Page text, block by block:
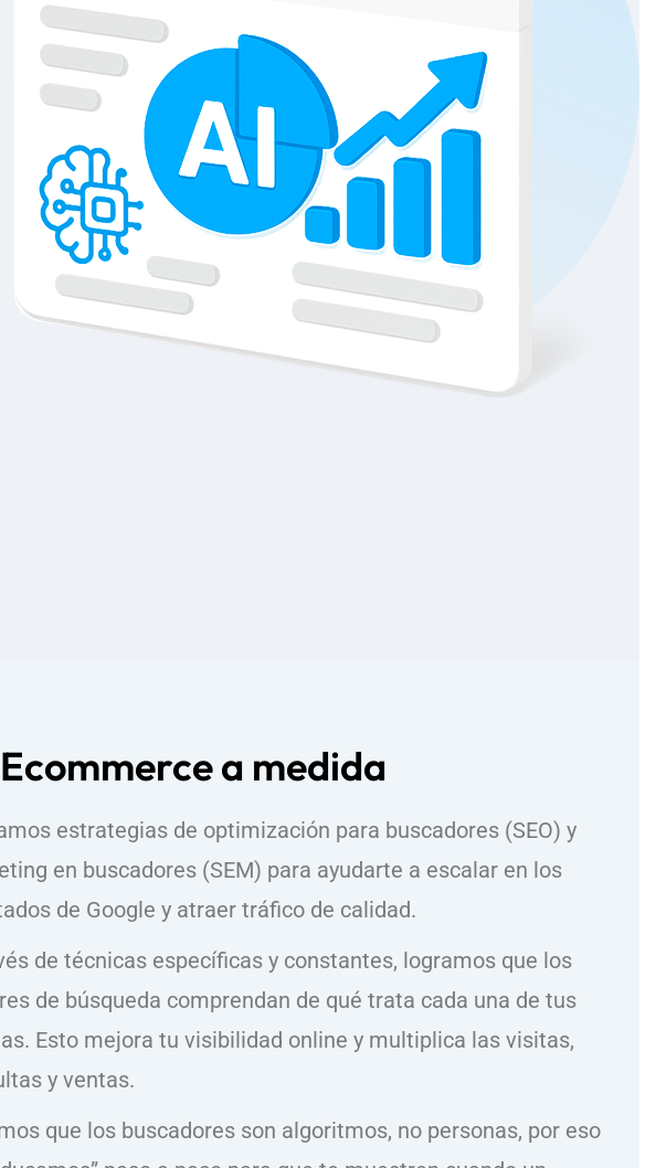
Ecommerce a medida
estrategias de optimización para buscadores (SEO) y
en buscadores (SEM) para ayudarte a escalar en los
de Google y atraer tráfico de calidad.
de técnicas específicas y constantes, logramos que los
de búsqueda comprendan de qué trata cada una de tus
Esto mejora tu visibilidad online y multiplica las visitas,
y ventas.
que los buscadores son algoritmos, no personas, por eso